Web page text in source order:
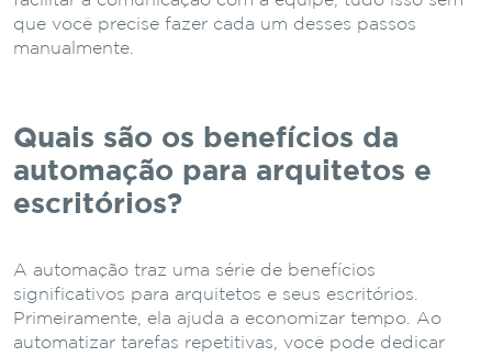
que você precise fazer cada um desses passos
manualmente.
Quais são os benefícios da
automação para arquitetos e
escritórios?
A automação traz uma série de benefícios
significativos para arquitetos e seus escritórios.
Primeiramente, ela ajuda a economizar tempo. Ao
automatizar tarefas repetitivas, você pode dedicar